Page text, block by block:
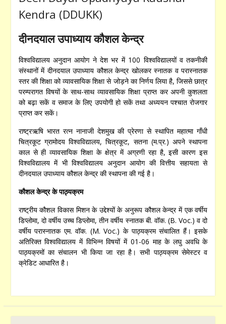
Kendra (DDUKK)
दीनदयाल उपाध्याय कौशल केन्द्र
विश्वविद्यालय अनुदान आयोग ने देश भर में 100 विश्वविद्यालयों व तकनीकी
संस्थानों में दीनदयाल उपाध्याय कौशल केन्द्र खोलकर स्नातक व परास्नातक
स्तर की शिक्षा को व्यावसायिक शिक्षा से जोड़ने का निर्णय लिया है, जिससे छात्र
परम्परागत विषयों के साथ-साथ व्यावसायिक शिक्षा प्राप्त कर अपनी कुशलता
को बढ़ा सकें व समाज के लिए उपयोगी हो सकें तथा अध्ययन पश्चात रोजगार
प्राप्त कर सकें।
राष्ट्रऋषि भारत रत्न नानाजी देशमुख की प्रेरणा से स्थापित महात्मा गाँधी
चित्रकूट ग्रामोदय विश्वविद्यालय, चित्रकूट, सतना (म.प्र.) अपने स्थापना
काल से ही व्यावसायिक शिक्षा के क्षेत्र में अग्रणी रहा है, इसी कारण इस
विश्वविद्यालय में भी विश्वविद्यालय अनुदान आयोग की वित्तीय सहायता से
दीनदयाल उपाध्याय कौशल केन्द्र की स्थापना की गई है।
कौशल केन्द्र के पाठ्यक्रम
राष्ट्रीय कौशल विकास मिशन के उद्देश्यों के अनुरूप कौशल केन्द्र में एक वर्षीय
डिप्लोमा, दो वर्षीय उच्च डिप्लोमा, तीन वर्षीय स्नातक बी. वॉक. (B. Voc.) व दो
वर्षीय परास्नातक एम. वॉक. (M. Voc.) के पाठ्यक्रम संचालित हैं। इसके
अतिरिक्त विश्वविद्यालय में विभिन्न विषयों में 01-06 माह के लघु अवधि के
पाठ्यक्रमों का संचालन भी किया जा रहा है। सभी पाठ्यक्रम सेमेस्टर व
क्रेडिट आधारित है।